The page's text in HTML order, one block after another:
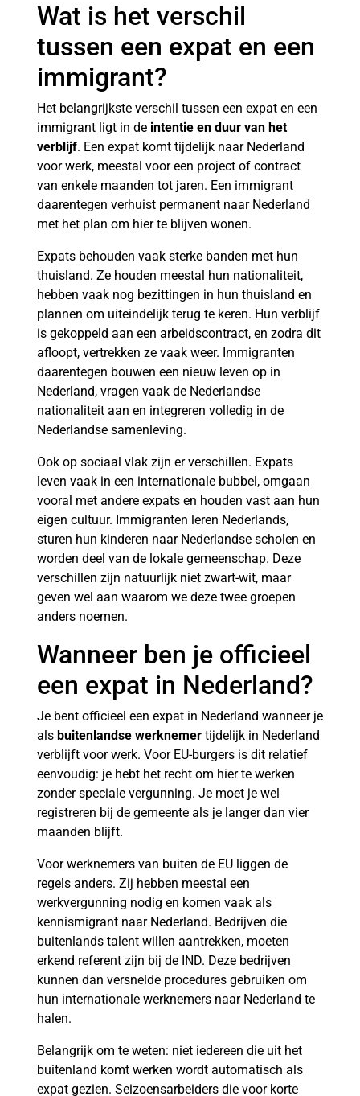
Wat is het verschil
tussen een expat en een
immigrant?
Het belangrijkste verschil tussen een expat en een
immigrant ligt in de intentie en duur van het
verblijf. Een expat komt tijdelijk naar Nederland
voor werk, meestal voor een project of contract
van enkele maanden tot jaren. Een immigrant
daarentegen verhuist permanent naar Nederland
met het plan om hier te blijven wonen.
Expats behouden vaak sterke banden met hun
thuisland. Ze houden meestal hun nationaliteit,
hebben vaak nog bezittingen in hun thuisland en
plannen om uiteindelijk terug te keren. Hun verblijf
is gekoppeld aan een arbeidscontract, en zodra dit
afloopt, vertrekken ze vaak weer. Immigranten
daarentegen bouwen een nieuw leven op in
Nederland, vragen vaak de Nederlandse
nationaliteit aan en integreren volledig in de
Nederlandse samenleving.
Ook op sociaal vlak zijn er verschillen. Expats
leven vaak in een internationale bubbel, omgaan
vooral met andere expats en houden vast aan hun
eigen cultuur. Immigranten leren Nederlands,
sturen hun kinderen naar Nederlandse scholen en
worden deel van de lokale gemeenschap. Deze
verschillen zijn natuurlijk niet zwart-wit, maar
geven wel aan waarom we deze twee groepen
anders noemen.
Wanneer ben je officieel
een expat in Nederland?
Je bent officieel een expat in Nederland wanneer je
als buitenlandse werknemer tijdelijk in Nederland
verblijft voor werk. Voor EU-burgers is dit relatief
eenvoudig: je hebt het recht om hier te werken
zonder speciale vergunning. Je moet je wel
registreren bij de gemeente als je langer dan vier
maanden blijft.
Voor werknemers van buiten de EU liggen de
regels anders. Zij hebben meestal een
werkvergunning nodig en komen vaak als
kennismigrant naar Nederland. Bedrijven die
buitenlands talent willen aantrekken, moeten
erkend referent zijn bij de IND. Deze bedrijven
kunnen dan versnelde procedures gebruiken om
hun internationale werknemers naar Nederland te
halen.
Belangrijk om te weten: niet iedereen die uit het
buitenland komt werken wordt automatisch als
expat gezien. Seizoensarbeiders die voor korte